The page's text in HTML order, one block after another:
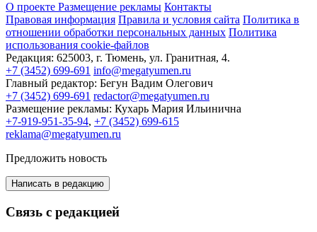
О проекте Размещение рекламы Контакты
Правовая информация Правила и условия сайта Политика в
отношении обработки персональных данных Политика
использования cookie-файлов
Редакция: 625003, г. Тюмень, ул. Гранитная, 4.
+7 (3452) 699-691 info@megatyumen.ru
Главный редактор: Бегун Вадим Олегович
+7 (3452) 699-691 redactor@megatyumen.ru
Размещение рекламы: Кухарь Мария Ильинична
+7-919-951-35-94, +7 (3452) 699-615
reklama@megatyumen.ru
Предложить новость
Написать в редакцию
Связь с редакцией